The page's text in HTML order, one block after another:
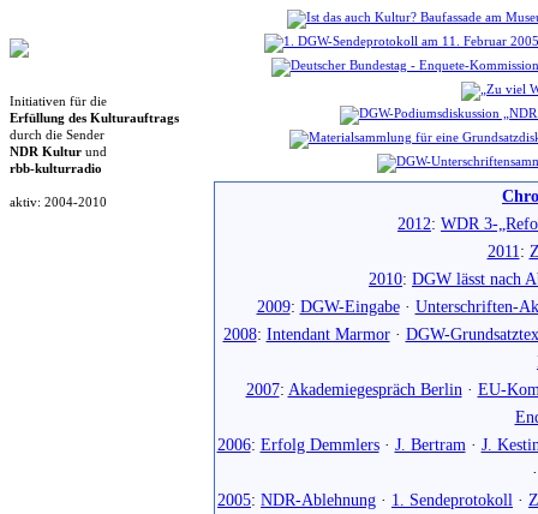
Initiativen für die
Erfüllung des Kulturauftrags
durch die Sender
NDR Kultur und
rbb-kulturradio
aktiv: 2004-2010
2012: WDR 3-
2011:
2010: DGW lässt nach
2009: DGW-Eingabe· Unterschriften-
2008: Intendant Marmor· DGW-
2007: Akademiegespräch Berlin · EU-
2006: Erfolg Demmlers· J. Bertram · J.
2005: NDR-Ablehnung · 1. Sendeprotokoll ·